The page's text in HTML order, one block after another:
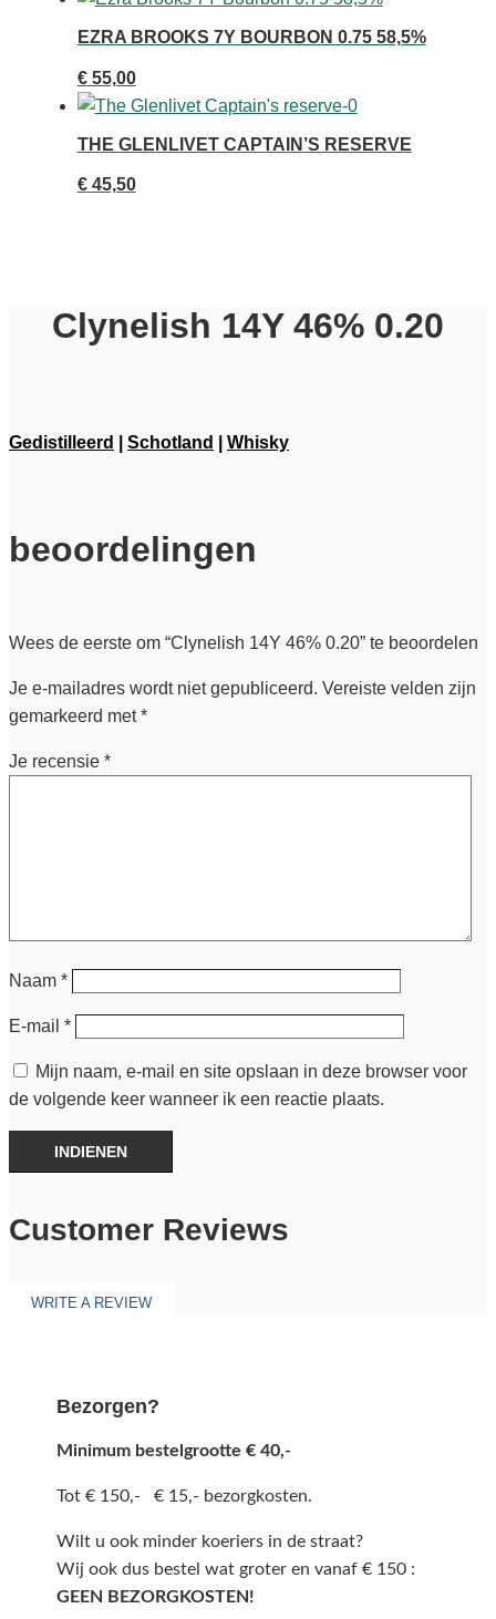
EZRA BROOKS 7Y BOURBON 0.75 58,5%
€55,00
THE GLENLIVET CAPTAIN’S RESERVE
€45,50
Clynelish 14Y 46% 0.20
Gedistilleerd Schotland Whisky
beoordelingen
Wees de eerste om “Clynelish 14Y 46% 0.20” te beoordelen
Je e-mailadres wordt niet gepubliceerd. Vereiste velden zijn
gemarkeerd met*
Je recensie *
Naam *
E-mail *
Mijn naam, e-mail en site opslaan in deze browser voor
de volgende keer wanneer ik een reactie plaats.
INDIENEN
Customer Reviews
WRITE A REVIEW
Bezorgen?
Minimum bestelgrootte € 40,-
Tot € 150,- € 15,- bezorgkosten.
Wilt u ook minder koeriers in de straat?
Wij ook dus bestel wat groter en vanaf € 150 :
GEEN BEZORGKOSTEN!